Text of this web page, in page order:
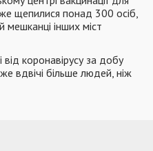
щепилися понад 300 осіб,
мешканці інших міст
коронавірусу за добу
вдвічі більше людей, ніж